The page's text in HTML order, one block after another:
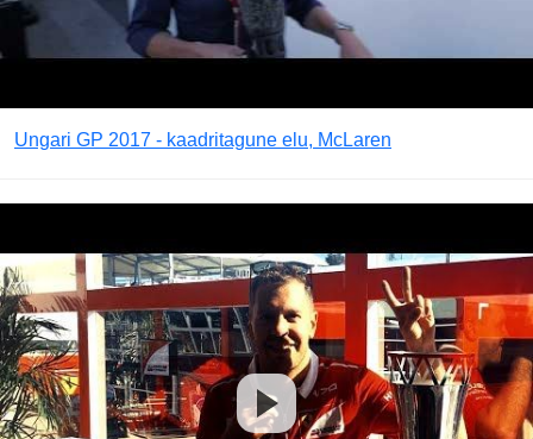
Ungari GP 2017 - kaadritagune elu, McLaren